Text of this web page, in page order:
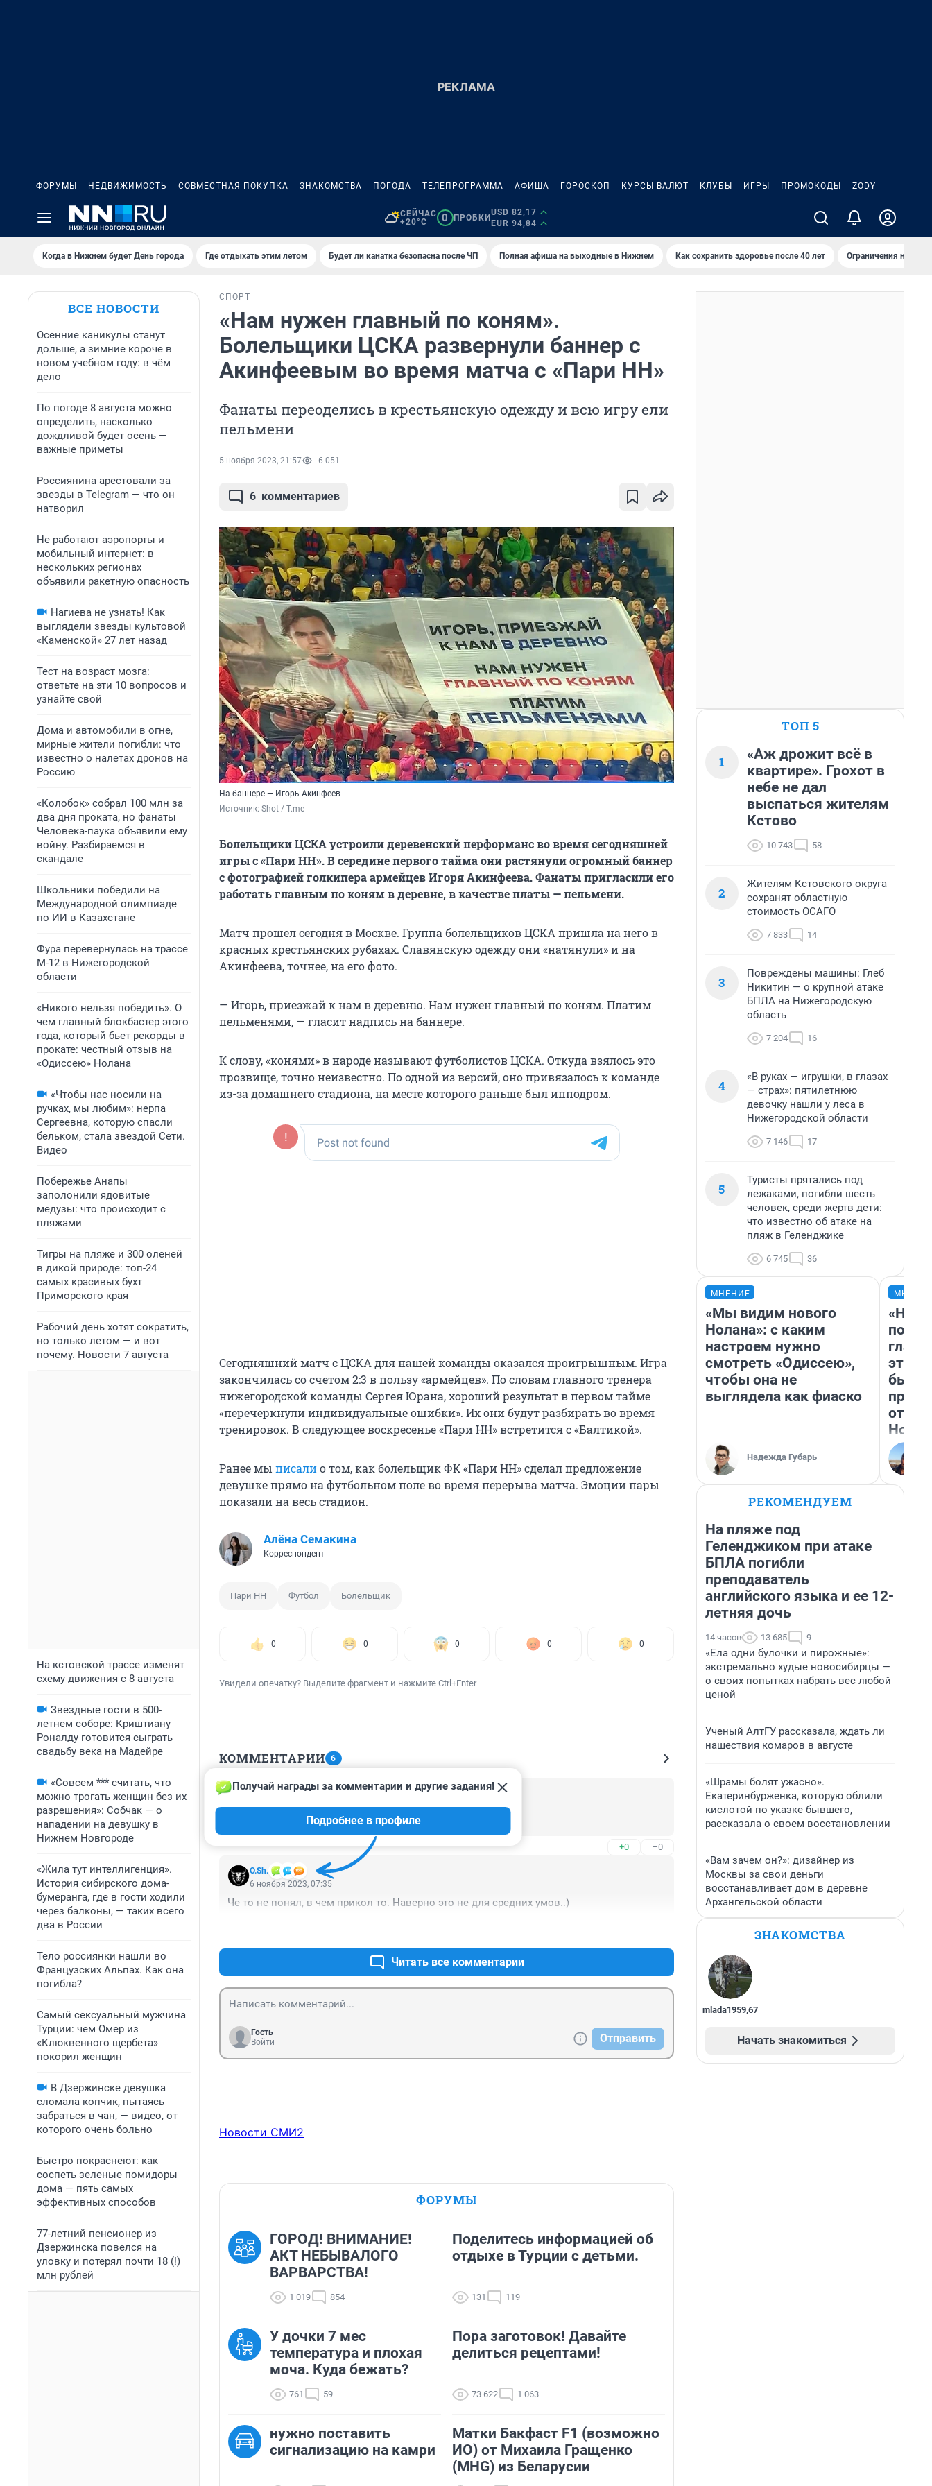
ФОРУМЫ НЕДВИЖИМОСТЬ СОВМЕСТНАЯ ПОКУПКА ЗНАКОМСТВА ПОГОДА ТЕЛЕПРОГРАММА АФИША ГОРОСКОП КУРСЫ ВАЛЮТ КЛУБЫ ИГРЫ ПРОМОКОДЫ ZODY
СЕЙЧАС
+20°C
0 ПРОБКИ
USD 82,17
EUR 94,84
Когда в Нижнем будет День города Где отдыхать этим летом Будет ли канатка безопасна после ЧП Полная афиша на выходные в Нижнем Как сохранить здоровье после 40 лет Ограничения на
ВСЕ НОВОСТИ
Осенние каникулы станут
дольше, а зимние короче в
новом учебном году: в чём
дело
По погоде 8 августа можно
определить, насколько
дождливой будет осень —
важные приметы
Россиянина арестовали за
звезды в Telegram — что он
натворил
Не работают аэропорты и
мобильный интернет: в
нескольких регионах
объявили ракетную опасность
Нагиева не узнать! Как
выглядели звезды культовой
«Каменской» 27 лет назад
Тест на возраст мозга:
ответьте на эти 10 вопросов и
узнайте свой
Дома и автомобили в огне,
мирные жители погибли: что
известно о налетах дронов на
Россию
«Колобок» собрал 100 млн за
два дня проката, но фанаты
Человека-паука объявили ему
войну. Разбираемся в
скандале
Школьники победили на
Международной олимпиаде
по ИИ в Казахстане
Фура перевернулась на трассе
М-12 в Нижегородской
области
«Никого нельзя победить». О
чем главный блокбастер этого
года, который бьет рекорды в
прокате: честный отзыв на
«Одиссею» Нолана
«Чтобы нас носили на
ручках, мы любим»: нерпа
Сергеевна, которую спасли
бельком, стала звездой Сети.
Видео
Побережье Анапы
заполонили ядовитые
медузы: что происходит с
пляжами
Тигры на пляже и 300 оленей
в дикой природе: топ-24
самых красивых бухт
Приморского края
Рабочий день хотят сократить,
но только летом — и вот
почему. Новости 7 августа
На кстовской трассе изменят
схему движения с 8 августа
Звездные гости в 500-
летнем соборе: Криштиану
Роналду готовится сыграть
свадьбу века на Мадейре
«Совсем *** считать, что
можно трогать женщин без их
разрешения»: Собчак — о
нападении на девушку в
Нижнем Новгороде
«Жила тут интеллигенция».
История сибирского дома-
бумеранга, где в гости ходили
через балконы, — таких всего
два в России
Тело россиянки нашли во
Французских Альпах. Как она
погибла?
Самый сексуальный мужчина
Турции: чем Омер из
«Клюквенного щербета»
покорил женщин
В Дзержинске девушка
сломала копчик, пытаясь
забраться в чан, — видео, от
которого очень больно
Быстро покраснеют: как
соспеть зеленые помидоры
дома — пять самых
эффективных способов
77-летний пенсионер из
Дзержинска повелся на
уловку и потерял почти 18 (!)
млн рублей
СПОРТ
«Нам нужен главный по коням».
Болельщики ЦСКА развернули баннер с
Акинфеевым во время матча с «Пари НН»
Фанаты переоделись в крестьянскую одежду и всю игру ели
пельмени
5 ноября 2023, 21:57 6 051
6 комментариев
На баннере — Игорь Акинфеев
Источник: Shot / T.me
Болельщики ЦСКА устроили деревенский перформанс во время сегодняшней
игры с «Пари НН». В середине первого тайма они растянули огромный баннер
с фотографией голкипера армейцев Игоря Акинфеева. Фанаты пригласили его
работать главным по коням в деревне, в качестве платы — пельмени.
Матч прошел сегодня в Москве. Группа болельщиков ЦСКА пришла на него в
красных крестьянских рубахах. Славянскую одежду они «натянули» и на
Акинфеева, точнее, на его фото.
— Игорь, приезжай к нам в деревню. Нам нужен главный по коням. Платим
пельменями, — гласит надпись на баннере.
К слову, «конями» в народе называют футболистов ЦСКА. Откуда взялось это
прозвище, точно неизвестно. По одной из версий, оно привязалось к команде
из-за домашнего стадиона, на месте которого раньше был ипподром.
Сегодняшний матч с ЦСКА для нашей команды оказался проигрышным. Игра
закончилась со счетом 2:3 в пользу «армейцев». По словам главного тренера
нижегородской команды Сергея Юрана, хороший результат в первом тайме
«перечеркнули индивидуальные ошибки». Их они будут разбирать во время
тренировок. В следующее воскресенье «Пари НН» встретится с «Балтикой».
Ранее мы писалио том, как болельщик ФК «Пари НН» сделал предложение
девушке прямо на футбольном поле во время перерыва матча. Эмоции пары
показали на весь стадион.
Алёна Семакина
Корреспондент
Пари НН Футбол Болельщик
0 0 0 0 0
Увидели опечатку? Выделите фрагмент и нажмите Ctrl+Enter
КОММЕНТАРИИ 6
Гость
москва как обычно жирует
+0 –0
O.Sh.
Получай награды за комментарии и другие задания!
Подробнее в профиле
6 ноября 2023, 07:35
Че то не понял, в чем прикол то. Наверно это не для средних умов..)
Читать все комментарии
Гость
Войти
Отправить
Новости СМИ2
ФОРУМЫ
ГОРОД! ВНИМАНИЕ!
АКТ НЕБЫВАЛОГО
ВАРВАРСТВА!
1 019 854
Поделитесь информацией об
отдыхе в Турции с детьми.
131 119
У дочки 7 мес
температура и плохая
моча. Куда бежать?
761 59
Пора заготовок! Давайте
делиться рецептами!
73 622 1 063
нужно поставить
сигнализацию на камри
Матки Бакфаст F1 (возможно
ИО) от Михаила Гращенко
(MHG) из Беларусии
ТОП 5
1
«Аж дрожит всё в
квартире». Грохот в
небе не дал
выспаться жителям
Кстово
10 743 58
2
Жителям Кстовского округа
сохранят областную
стоимость ОСАГО
7 833 14
3
Повреждены машины: Глеб
Никитин — о крупной атаке
БПЛА на Нижегородскую
область
7 204 16
4
«В руках — игрушки, в глазах
— страх»: пятилетнюю
девочку нашли у леса в
Нижегородской области
7 146 17
5
Туристы прятались под
лежаками, погибли шесть
человек, среди жертв дети:
что известно об атаке на
пляж в Геленджике
6 745 36
МНЕНИЕ
«Мы видим нового
Нолана»: с каким
настроем нужно
смотреть «Одиссею»,
чтобы она не
выглядела как фиаско
Надежда Губарь
этого
бьет
РЕКОМЕНДУЕМ
На пляже под
Геленджиком при атаке
БПЛА погибли
преподаватель
английского языка и ее 12-
летняя дочь
14 часов 13 685 9
«Ела одни булочки и пирожные»:
экстремально худые новосибирцы —
о своих попытках набрать вес любой
ценой
Ученый АлтГУ рассказала, ждать ли
нашествия комаров в августе
«Шрамы болят ужасно».
Екатеринбурженка, которую облили
кислотой по указке бывшего,
рассказала о своем восстановлении
«Вам зачем он?»: дизайнер из
Москвы за свои деньги
восстанавливает дом в деревне
Архангельской области
ЗНАКОМСТВА
mlada1959,67
Начать знакомиться